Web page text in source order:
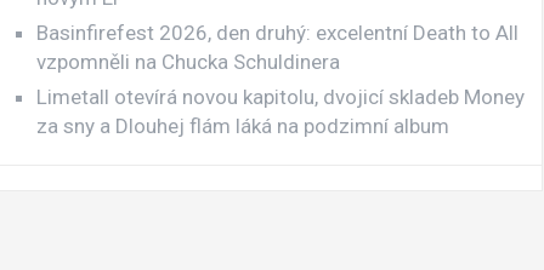
Basinfirefest 2026, den druhý: excelentní Death to All
vzpomněli na Chucka Schuldinera
Limetall otevírá novou kapitolu, dvojicí skladeb Money
za sny a Dlouhej flám láká na podzimní album